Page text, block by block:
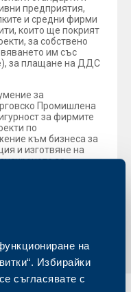
на
Избирайки
съгласявате с
предприятия,
и средни фирми
които ще покрият
за собствено
им със
за плащане на ДДС
за
Промишлена
за фирмите
по
към бизнеса за
и изготвяне на
за